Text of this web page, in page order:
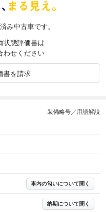
み中古車です。
状態評価書は
わせください
書を請求
装備略号／用語解説
車内の匂いについて聞く
納期について聞く